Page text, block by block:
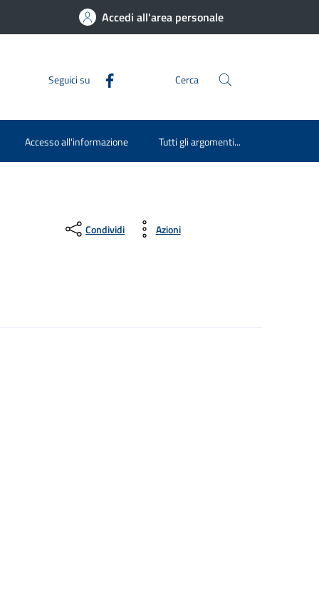
Accedi all'area personale
Seguici su Cerca
Accesso all'informazione Tutti gli argomenti...
Condividi Azioni